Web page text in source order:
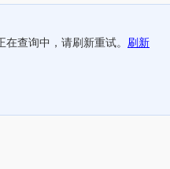
在查询中，请刷新重试。 刷新